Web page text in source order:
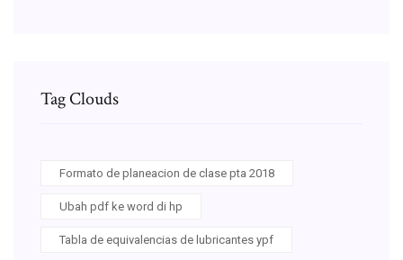
Tag Clouds
Formato de planeacion de clase pta 2018
Ubah pdf ke word di hp
Tabla de equivalencias de lubricantes ypf